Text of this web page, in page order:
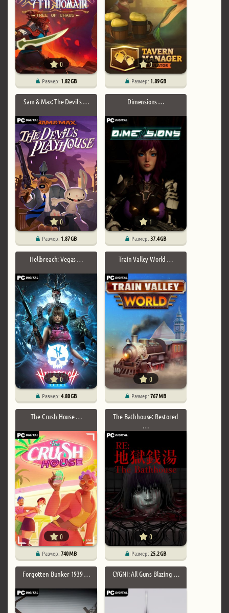
0
Размер: 1.82 GB
0
Размер: 1.89 GB
Sam & Max: The Devil's …
0
Размер: 1.87 GB
Dimensions …
1
Размер:37.4 GB
Hellbreach: Vegas …
0
Размер:4.80 GB
Train Valley World …
0
Размер:767 MB
The Crush House …
0
Размер:740 MB
The Bathhouse: Restored
…
0
Размер:25.2 GB
Forgotten Bunker 1939 … CYGNI: All Guns Blazing …